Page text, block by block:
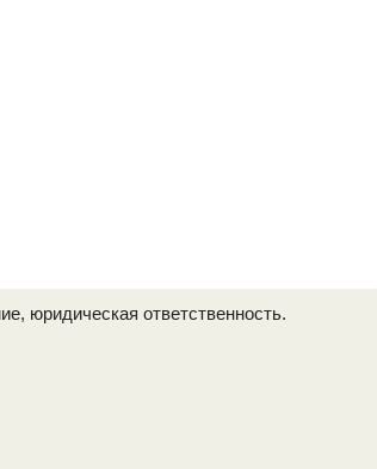
юри­дическая ответственность.